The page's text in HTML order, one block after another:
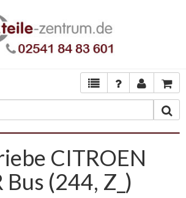
CITROEN
Bus (244, Z_)